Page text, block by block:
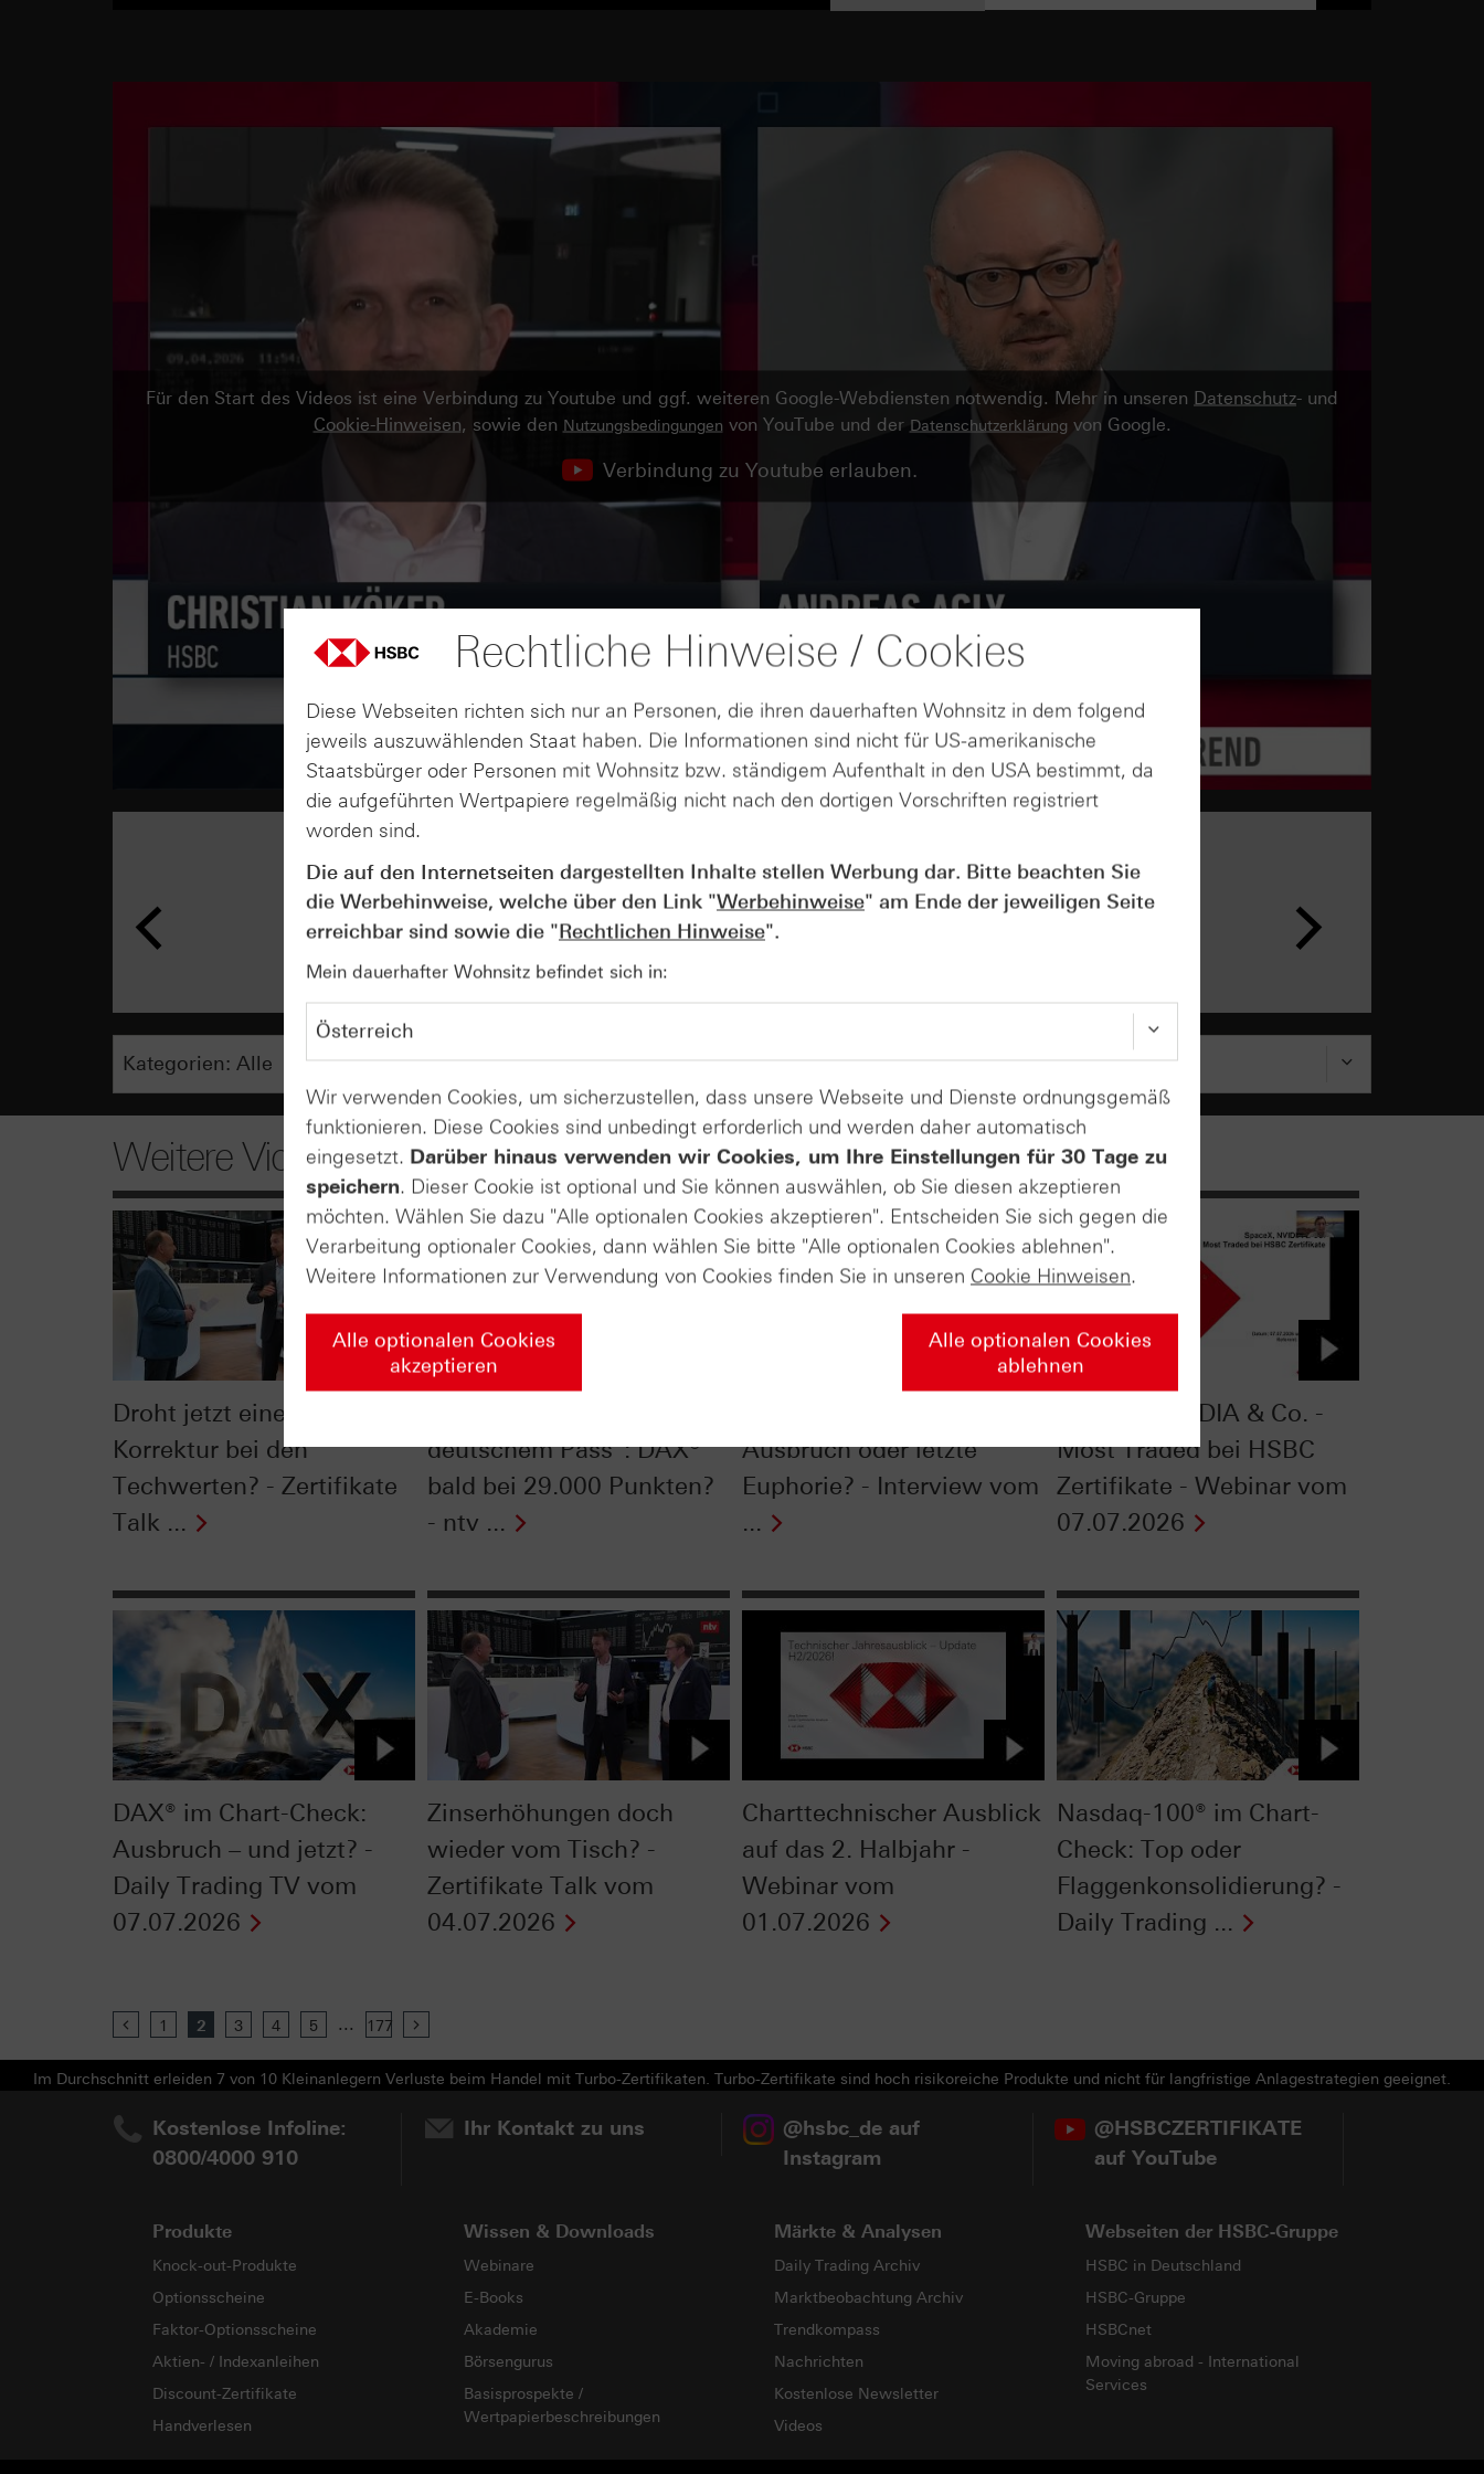
Für den Start des Videos ist eine Verbindung zu Youtube und ggf. weiteren Google-Webdiensten notwendig. Mehr in unseren Datenschutz- und
Cookie-Hinweisen, sowie den Nutzungsbedingungen von YouTube und der Datenschutzerklärung von Google.
Verbindung zu Youtube erlauben.
AUGUST
07
Wie lange bleibt der DAX® in
Rekordlaune? - ntv Zertifikate
07.08.26
Weitere Videos
Droht jetzt eine größere
Korrektur bei den
Techwerten? - Zertifikate
Talk ...
deutschem Pass": DAX®
bald bei 29.000 Punkten?
- ntv ...
Ausbruch oder letzte
Euphorie? - Interview vom
...
SpaceX, NVIDIA & Co. -
Most Traded bei HSBC
Zertifikate - Webinar vom
07.07.2026
DAX® im Chart-Check:
Ausbruch – und jetzt? -
Daily Trading TV vom
07.07.2026
Zinserhöhungen doch
wieder vom Tisch? -
Zertifikate Talk vom
04.07.2026
Charttechnischer Ausblick
auf das 2. Halbjahr -
Webinar vom
01.07.2026
Nasdaq-100® im Chart-
Check: Top oder
Flaggenkonsolidierung? -
Daily Trading ...
Previous
1 2 3 4 5 ... 177
Im Durchschnitt erleiden 7 von 10 Kleinanlegern Verluste beim Handel mit Turbo-Zertifikaten. Turbo-Zertifikate sind hoch risikoreiche Produkte und nicht für langfristige Anlagestrategien geeignet.
Kostenlose Infoline:
0800/4000 910
Ihr Kontakt zu uns
@hsbc_de auf
Instagram
@HSBCZERTIFIKATE
auf YouTube
Produkte
Knock-out-Produkte
Optionsscheine
Faktor-Optionsscheine
Aktien- / Indexanleihen
Discount-Zertifikate
Handverlesen
Wissen & Downloads
Webinare
E-Books
Akademie
Börsengurus
Basisprospekte /
Wertpapierbeschreibungen
Märkte & Analysen
Daily Trading Archiv
Marktbeobachtung Archiv
Trendkompass
Nachrichten
Kostenlose Newsletter
Videos
Webseiten der HSBC-Gruppe
HSBC in Deutschland
HSBC-Gruppe
HSBCnet
Moving abroad - International
Services
Rechtliche Hinweise / Cookies
Diese Webseiten richten sich nur an Personen, die ihren dauerhaften Wohnsitz in dem folgend
jeweils auszuwählenden Staat haben. Die Informationen sind nicht für US-amerikanische
Staatsbürger oder Personen mit Wohnsitz bzw. ständigem Aufenthalt in den USA bestimmt, da
die aufgeführten Wertpapiere regelmäßig nicht nach den dortigen Vorschriften registriert
worden sind.
Die auf den Internetseiten dargestellten Inhalte stellen Werbung dar. Bitte beachten Sie
die Werbehinweise, welche über den Link "Werbehinweise" am Ende der jeweiligen Seite
erreichbar sind sowie die "Rechtlichen Hinweise".
Mein dauerhafter Wohnsitz befindet sich in:
Wir verwenden Cookies, um sicherzustellen, dass unsere Webseite und Dienste ordnungsgemäß
funktionieren. Diese Cookies sind unbedingt erforderlich und werden daher automatisch
eingesetzt. Darüber hinaus verwenden wir Cookies, um Ihre Einstellungen für 30 Tage zu
speichern. Dieser Cookie ist optional und Sie können auswählen, ob Sie diesen akzeptieren
möchten. Wählen Sie dazu "Alle optionalen Cookies akzeptieren". Entscheiden Sie sich gegen die
Verarbeitung optionaler Cookies, dann wählen Sie bitte "Alle optionalen Cookies ablehnen".
Weitere Informationen zur Verwendung von Cookies finden Sie in unseren Cookie Hinweisen.
Alle optionalen Cookies
akzeptieren
Alle optionalen Cookies
ablehnen